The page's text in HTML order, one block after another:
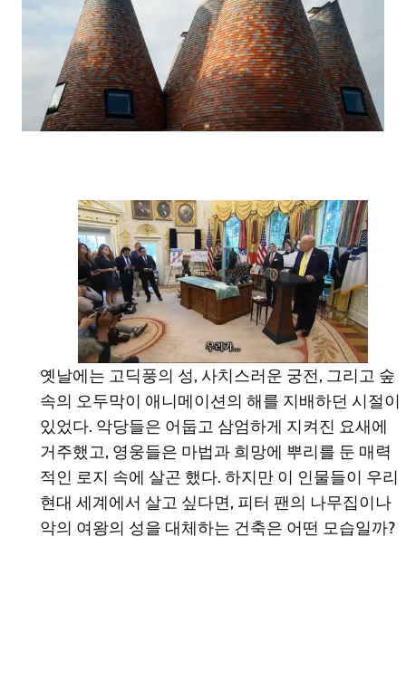
옛날에는 고딕풍의 성, 사치스러운 궁전, 그리고 숲
속의 오두막이 애니메이션의 해를 지배하던 시절이
있었다. 악당들은 어둡고 삼엄하게 지켜진 요새에
거주했고, 영웅들은 마법과 희망에 뿌리를 둔 매력
적인 로지 속에 살곤 했다. 하지만 이 인물들이 우리
현대 세계에서 살고 싶다면, 피터 팬의 나무집이나
악의 여왕의 성을 대체하는 건축은 어떤 모습일까?